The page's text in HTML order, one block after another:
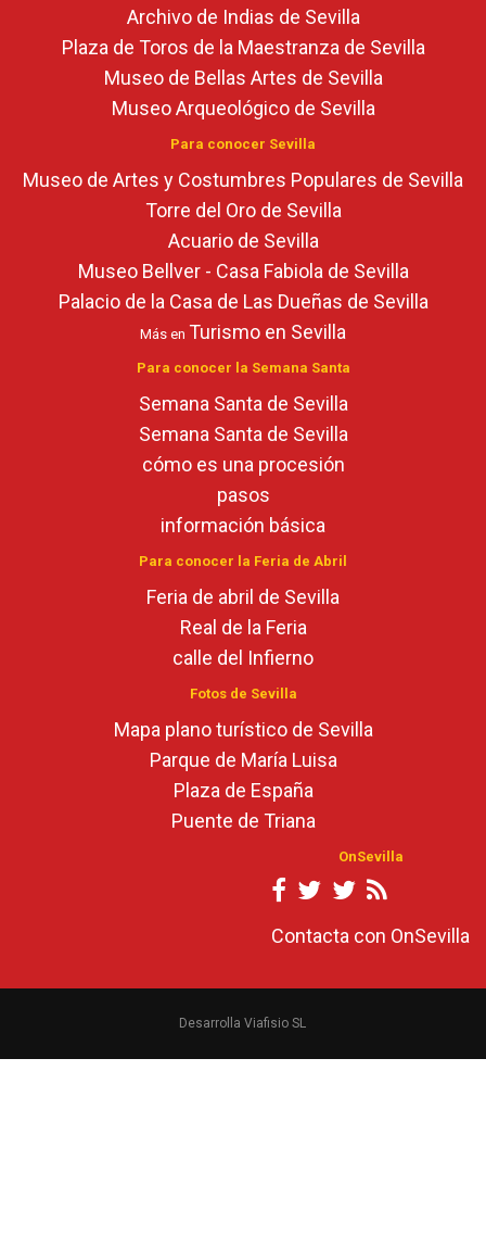
Archivo de Indias de Sevilla
Plaza de Toros de la Maestranza de Sevilla
Museo de Bellas Artes de Sevilla
Museo Arqueológico de Sevilla
Para conocer Sevilla
Museo de Artes y Costumbres Populares de Sevilla
Torre del Oro de Sevilla
Acuario de Sevilla
Museo Bellver - Casa Fabiola de Sevilla
Palacio de la Casa de Las Dueñas de Sevilla
Más en Turismo en Sevilla
Para conocer la Semana Santa
Semana Santa de Sevilla
Semana Santa de Sevilla
cómo es una procesión
pasos
información básica
Para conocer la Feria de Abril
Feria de abril de Sevilla
Real de la Feria
calle del Infierno
Fotos de Sevilla
Mapa plano turístico de Sevilla
Parque de María Luisa
Plaza de España
Puente de Triana
OnSevilla
Contacta con OnSevilla
Desarrolla Viafisio SL